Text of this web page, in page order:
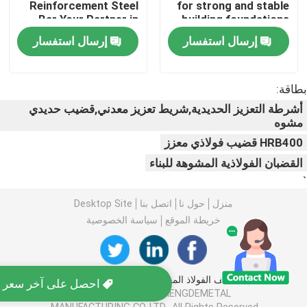
لفائف الصلب PPGI
مخزون لفائف الفولاذ المقاوم للصدأ
حزمة H من الفولاذ الكربوني
ورقة كومة الصلب
قضيب الفولاذ المعزز
شريط زاوية من الصلب الكربوني
for strong and stable
building foundations
إرسال استفسار
Reinforcement Steel
Bar Your Partner in
Building Strong
Structuresإرسال استفسار
بطاقة:
أشرطة التعزيز الحديدية,شريط تعزيز معدني,قضيب حديدي
مشوه
HRB400 قضيب فولاذي معزز
القضبان الفولاذية المشوهة للبناء
احصل على آخر سعر
`
منزل حول نا اتصل بنا
Desktop Site
خريطة الموقع
سياسة الخصوصية
جودةلفائف الفولاذ المغلف
مصنع الصين.Copyright ©
2026 SHANDONG ZHENGDEMETAL